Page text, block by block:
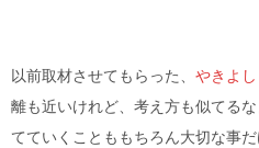
以前取材させてもらった、 やきよ
離も近いけれど、考え方も似てる
てていくことももちろん大切な事